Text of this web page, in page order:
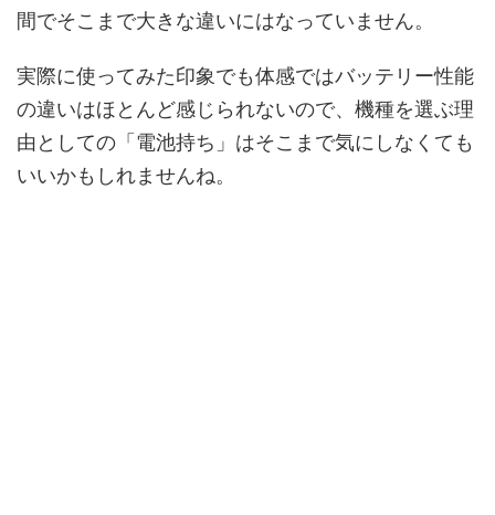
間でそこまで大きな違いにはなっていません。
実際に使ってみた印象でも体感ではバッテリー性能
の違いはほとんど感じられないので、機種を選ぶ理
由としての「電池持ち」はそこまで気にしなくても
いいかもしれませんね。